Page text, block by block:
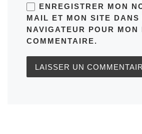
ENREGISTRER MON
MAIL ET MON SITE DANS
NAVIGATEUR POUR MON
COMMENTAIRE.